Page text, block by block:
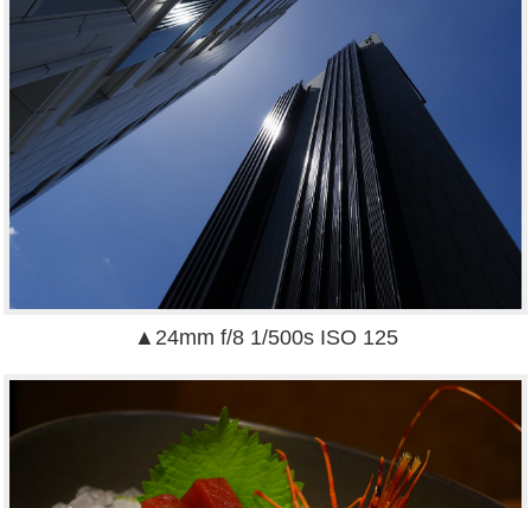
▲24mm f/8 1/500s ISO 125